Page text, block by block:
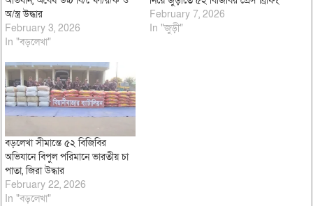
অ/স্ত্র উদ্ধার
February 3, 2026
In "বড়লেখা"
February 7, 2026
In "জুড়ী"
বড়লেখা সীমান্তে ৫২ বিজিবির
অভিযানে বিপুল পরিমানে ভারতীয় চা
পাতা, জিরা উদ্ধার
February 22, 2026
In "বড়লেখা"